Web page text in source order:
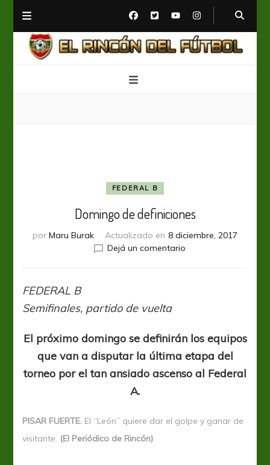
FEDERAL B
Domingo de definiciones
por Maru Burak Actualizado en 8 diciembre, 2017
Dejá un comentarioen
FEDERAL B
Semifinales, partido de vuelta
El próximo domingo se definirán los equipos
que van a disputar la última etapa del
torneo por el tan ansiado ascenso al Federal
A.
PISAR FUERTE. El “León” quiere dar el golpe y ganar de
visitante. (El Periódico de Rincón)